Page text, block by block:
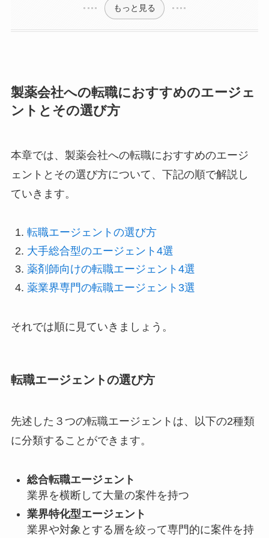
もっと見る
製薬会社への転職におすすめのエージェ
ントとその選び方
本章では、製薬会社への転職におすすめのエージ
ェントとその選び方について、下記の順で解説し
ていきます。
転職エージェントの選び方
大手総合型のエージェント4選
薬剤師向けの転職エージェント4選
薬業界専門の転職エージェント3選
それでは順に見ていきましょう。
転職エージェントの選び方
先述した３つの転職エージェントは、以下の2種類
に分類することができます。
総合転職エージェント
業界を横断して大量の案件を持つ
業界特化型エージェント
業界や対象とする層を絞って専門的に案件を持